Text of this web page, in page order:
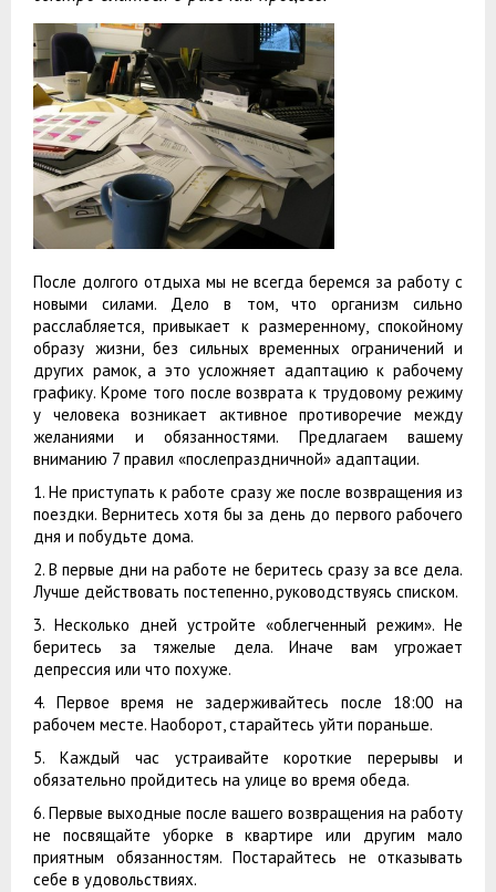
После долгого отдыха мы не всегда беремся за работу с
новыми силами. Дело в том, что организм сильно
расслабляется, привыкает к размеренному, спокойному
образу жизни, без сильных временных ограничений и
других рамок, а это усложняет адаптацию к рабочему
графику. Кроме того после возврата к трудовому режиму
у человека возникает активное противоречие между
желаниями и обязанностями. Предлагаем вашему
вниманию 7 правил «послепраздничной» адаптации.
1. Не приступать к работе сразу же после возвращения из
поездки. Вернитесь хотя бы за день до первого рабочего
дня и побудьте дома.
2. В первые дни на работе не беритесь сразу за все дела.
Лучше действовать постепенно, руководствуясь списком.
3. Несколько дней устройте «облегченный режим». Не
беритесь за тяжелые дела. Иначе вам угрожает
депрессия или что похуже.
4. Первое время не задерживайтесь после 18:00 на
рабочем месте. Наоборот, старайтесь уйти пораньше.
5. Каждый час устраивайте короткие перерывы и
обязательно пройдитесь на улице во время обеда.
6. Первые выходные после вашего возвращения на работу
не посвящайте уборке в квартире или другим мало
приятным обязанностям. Постарайтесь не отказывать
себе в удовольствиях.